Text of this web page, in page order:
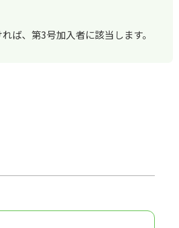
ば、第3号加入者に該当します。